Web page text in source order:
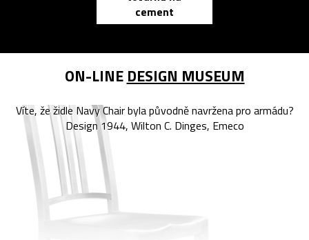
cement
ON-LINE DESIGN MUSEUM
Víte, že židle Navy Chair byla původně navržena pro armádu?
Design 1944, Wilton C. Dinges, Emeco